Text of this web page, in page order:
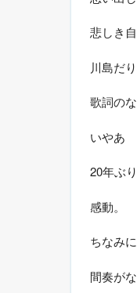
悲しき
川島だ
歌詞の
いやあ
20年ぶ
感動。
ちなみ
間奏が